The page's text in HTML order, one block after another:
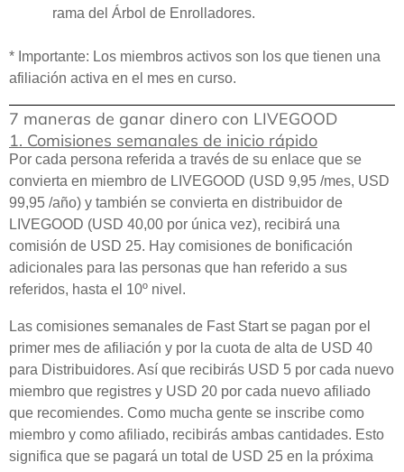
rama del Árbol de Enrolladores.
* Importante: Los miembros activos son los que tienen una
afiliación activa en el mes en curso.
7 maneras de ganar dinero con LIVEGOOD
1. Comisiones semanales de inicio rápido
Por cada persona referida a través de su enlace que se
convierta en miembro de LIVEGOOD (USD 9,95 /mes, USD
99,95 /año) y también se convierta en distribuidor de
LIVEGOOD (USD 40,00 por única vez), recibirá una
comisión de USD 25. Hay comisiones de bonificación
adicionales para las personas que han referido a sus
referidos, hasta el 10º nivel.
Las comisiones semanales de Fast Start se pagan por el
primer mes de afiliación y por la cuota de alta de USD 40
para Distribuidores. Así que recibirás USD 5 por cada nuevo
miembro que registres y USD 20 por cada nuevo afiliado
que recomiendes. Como mucha gente se inscribe como
miembro y como afiliado, recibirás ambas cantidades. Esto
significa que se pagará un total de USD 25 en la próxima